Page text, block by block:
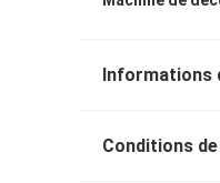
Informations
Conditions